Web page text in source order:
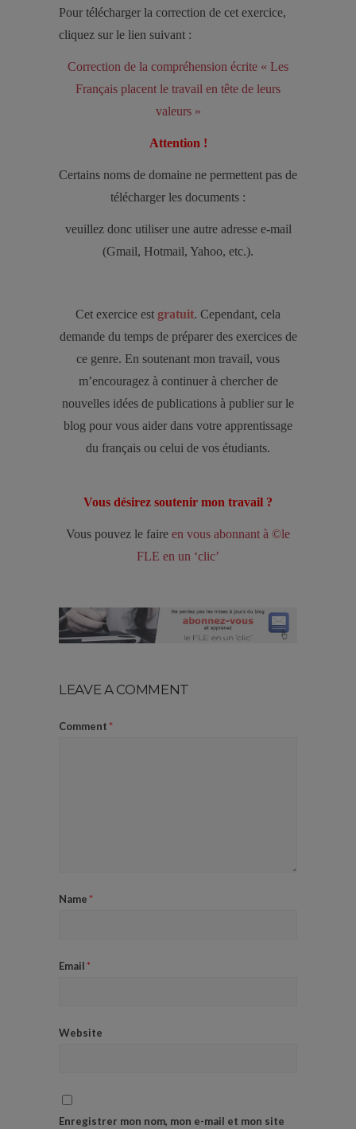
Pour télécharger la correction de cet exercice,
cliquez sur le lien suivant :
Correction de la compréhension écrite « Les
Français placent le travail en tête de leurs
valeurs »
Attention !
Certains noms de domaine ne permettent pas de
télécharger les documents :
veuillez donc utiliser une autre adresse e-mail
(Gmail, Hotmail, Yahoo, etc.).
Cet exercice est gratuit. Cependant, cela
demande du temps de préparer des exercices de
ce genre. En soutenant mon travail, vous
m’encouragez à continuer à chercher de
nouvelles idées de publications à publier sur le
blog pour vous aider dans votre apprentissage
du français ou celui de vos étudiants.
Vous désirez soutenir mon travail ?
Vous pouvez le faire en vous abonnant à ©le
FLE en un ‘clic’
LEAVE A COMMENT
Comment*
Name*
Email*
Website
Enregistrer mon nom, mon e-mail et mon site